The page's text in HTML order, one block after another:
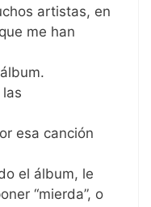
artistas, en
me han
esa canción
el álbum, le
“mierda”, o